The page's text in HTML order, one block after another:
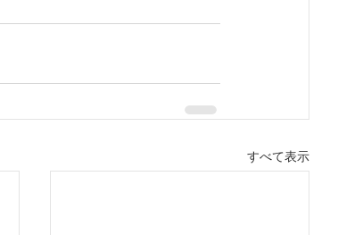
すべて表示